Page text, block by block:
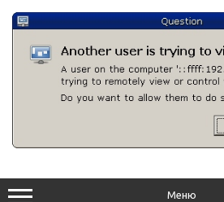
содержимому
Меню